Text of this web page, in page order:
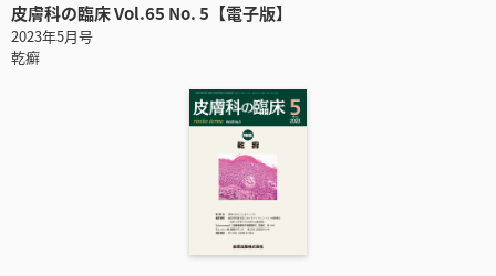
皮膚科の臨床 Vol.65 No. 5【電子版】
2023年5月号
乾癬